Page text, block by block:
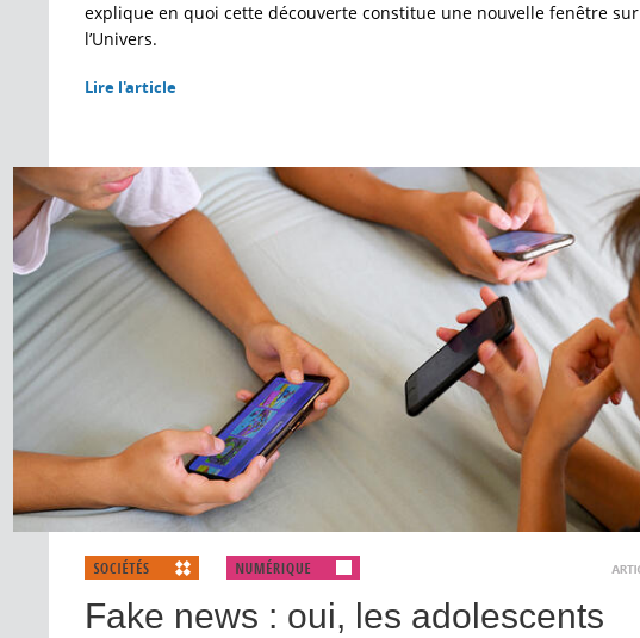
explique en quoi cette découverte constitue une nouvelle fenêtre sur
l’Univers.
Lire l'article
Fake news : oui, les adolescents